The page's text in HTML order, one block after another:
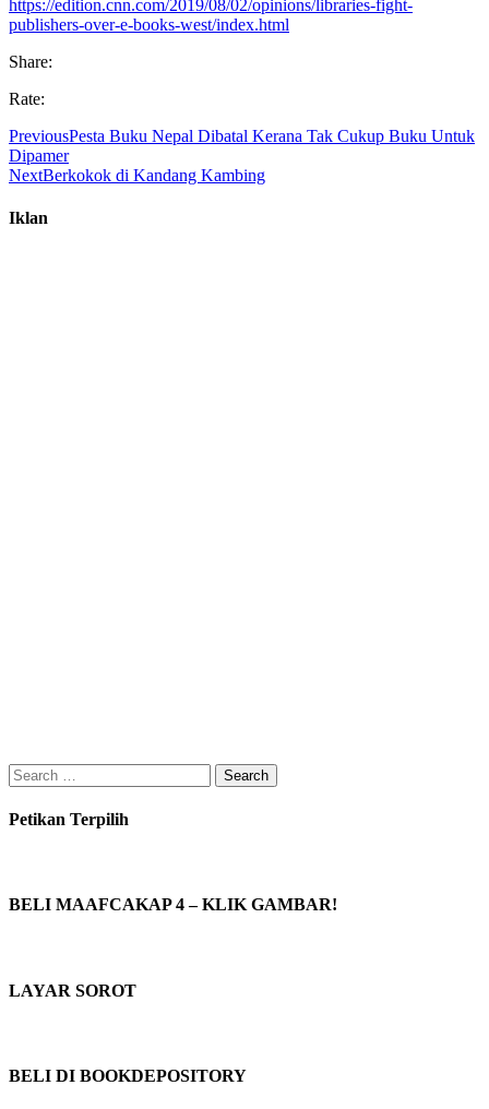
https://edition.cnn.com/2019/08/02/opinions/libraries-fight-
publishers-over-e-books-west/index.html
Share:
Rate:
PreviousPesta Buku Nepal Dibatal Kerana Tak Cukup Buku Untuk
Dipamer
NextBerkokok di Kandang Kambing
Iklan
Search
for:
Petikan Terpilih
BELI MAAFCAKAP 4 – KLIK GAMBAR!
LAYAR SOROT
BELI DI BOOKDEPOSITORY